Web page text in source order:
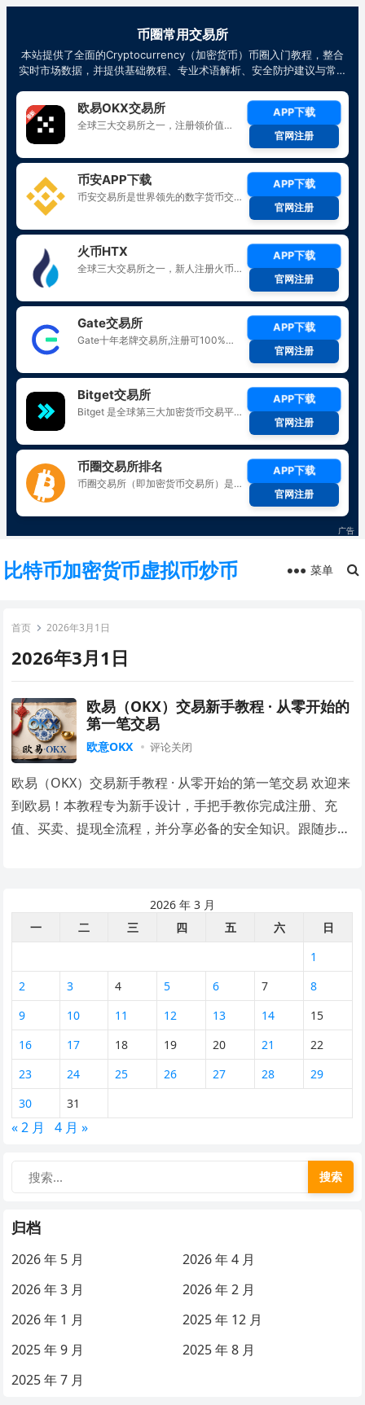
比特币加密货币虚拟币炒币 菜单
首页 2026年3月1日
2026年3月1日
欧易（OKX）交易新手教程 · 从零开始的
第一笔交易
欧意OKX 评论关闭
欧易（OKX）交易新手教程 · 从零开始的第一笔交易 欢迎来
到欧易！本教程专为新手设计，手把手教你完成注册、充
值、买卖、提现全流程，并分享必备的安全知识。跟随步
2026 年 3 月
一
二 三 四 五 六
日
1
2
3 4 5 6 7
8
9
10 11 12 13 14
15
16
17 18 19 20 21
22
23
24 25 26 27 28
29
30
31
« 2 月 4 月 »
搜索
归档
2026 年 5 月
2026 年 4 月
2026 年 3 月
2026 年 2 月
2026 年 1 月
2025 年 12 月
2025 年 9 月
2025 年 8 月
2025 年 7 月